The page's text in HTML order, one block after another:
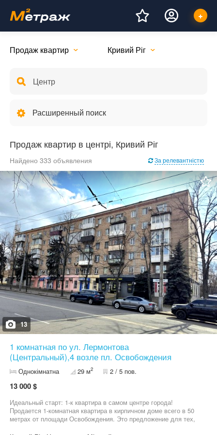
Продаж квартир Кривий Ріг
Расширенный поиск
Продаж квартир в центрі, Кривий Ріг
Найдено 333 объявления За релевантністю
13
1 комнатная по ул. Лермонтова
(Центральный),4 возле пл. Освобождения
Однокімнатна 29 м2 2 / 5 пов.
13 000 $
Идеальный старт: 1-к квартира в самом центре города!
Продается 1-комнатная квартира в кирпичном доме всего в 50
метрах от площади Освобождения. Это предложение для тех,